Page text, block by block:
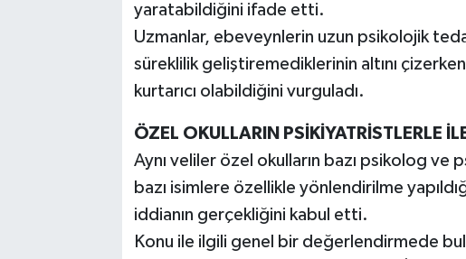
yaratabildiğini ifade etti.
Uzmanlar, ebeveynlerin uzun psikolojik
süreklilik geliştiremediklerinin altını
kurtarıcı olabildiğini vurguladı.
ÖZEL OKULLARIN PSİKİYATRİSTLERLE
Aynı veliler özel okulların bazı psikolog ve
bazı isimlere özellikle yönlendirilme
iddianın gerçekliğini kabul etti.
Konu ile ilgili genel bir değerlendirmede